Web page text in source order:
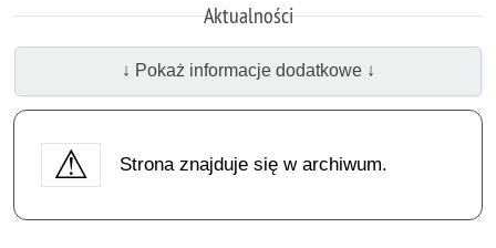
Aktualności
↓ Pokaż informacje dodatkowe ↓
Strona znajduje się w archiwum.